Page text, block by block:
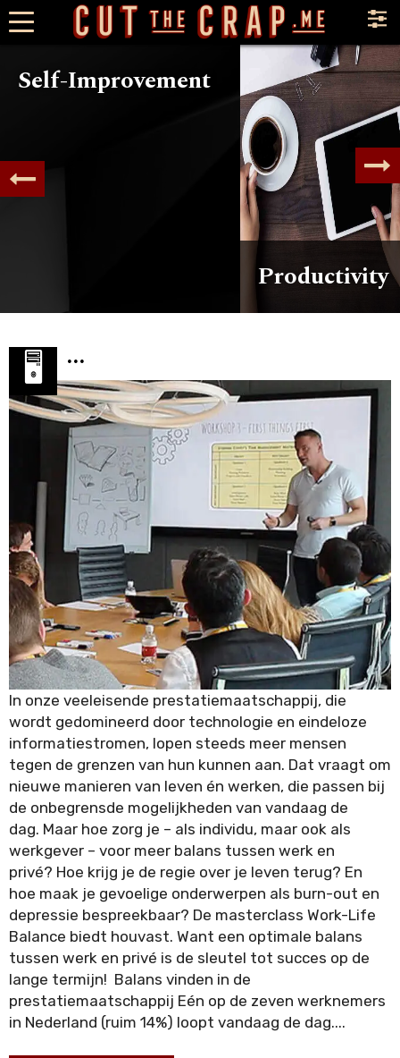
×
Self-Improvement
Productivity
Time Management Processes
Habits
🖥️ ...
In onze veeleisende prestatiemaatschappij, die
wordt gedomineerd door technologie en eindeloze
informatiestromen, lopen steeds meer mensen
tegen de grenzen van hun kunnen aan. Dat vraagt om
nieuwe manieren van leven én werken, die passen bij
de onbegrensde mogelijkheden van vandaag de
dag. Maar hoe zorg je – als individu, maar ook als
werkgever – voor meer balans tussen werk en
privé? Hoe krijg je de regie over je leven terug? En
hoe maak je gevoelige onderwerpen als burn-out en
depressie bespreekbaar? De masterclass Work-Life
Balance biedt houvast. Want een optimale balans
tussen werk en privé is de sleutel tot succes op de
lange termijn! Balans vinden in de
prestatiemaatschappij Eén op de zeven werknemers
in Nederland (ruim 14%) loopt vandaag de dag....